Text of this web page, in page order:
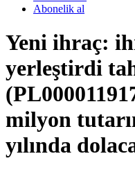
Abonelik al
Yeni ihraç:
yerleştirdi
milyon
yılında